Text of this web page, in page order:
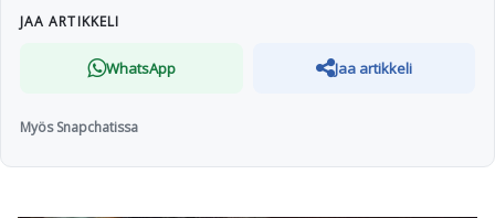
JAA ARTIKKELI
WhatsApp Jaa artikkeli
Myös Snapchatissa